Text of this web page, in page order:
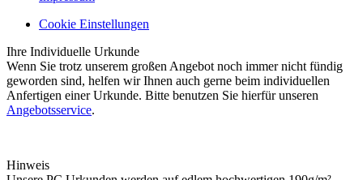
Cookie Einstellungen
Ihre Individuelle Urkunde
Wenn Sie trotz unserem großen Angebot noch immer nicht fündig
geworden sind, helfen wir Ihnen auch gerne beim individuellen
Anfertigen einer Urkunde. Bitte benutzen Sie hierfür unseren
Angebotsservice.
Hinweis